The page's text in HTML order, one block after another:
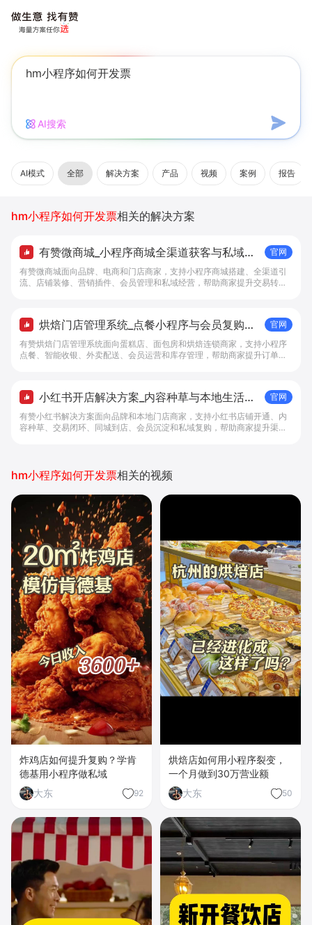
AI搜索
AI模式 全部 解决方案 产品 视频 案例 报告
hm小程序如何开发票相关的解决方案
有赞微商城_小程序商城全渠道获客与私域复
购工具 - 做生意, 找有赞
官网
有赞微商城面向品牌、电商和门店商家，支持小程序商城搭建、全渠道引
流、店铺装修、营销插件、会员管理和私域经营，帮助商家提升交易转化
烘焙门店管理系统_点餐小程序与会员复购工
具 - 做生意, 找有赞
官网
有赞烘焙门店管理系统面向蛋糕店、面包房和烘焙连锁商家，支持小程序
点餐、智能收银、外卖配送、会员运营和库存管理，帮助商家提升订单转
小红书开店解决方案_内容种草与本地生活转
化工具 - 做生意, 找有赞
官网
有赞小红书解决方案面向品牌和本地门店商家，支持小红书店铺开通、内
容种草、交易闭环、同城到店、会员沉淀和私域复购，帮助商家提升渠道
hm小程序如何开发票相关的视频
炸鸡店如何提升复购？学肯
德基用小程序做私域
大东
92
烘焙店如何用小程序裂变，
一个月做到30万营业额
大东
50